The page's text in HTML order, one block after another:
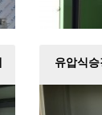
유압식